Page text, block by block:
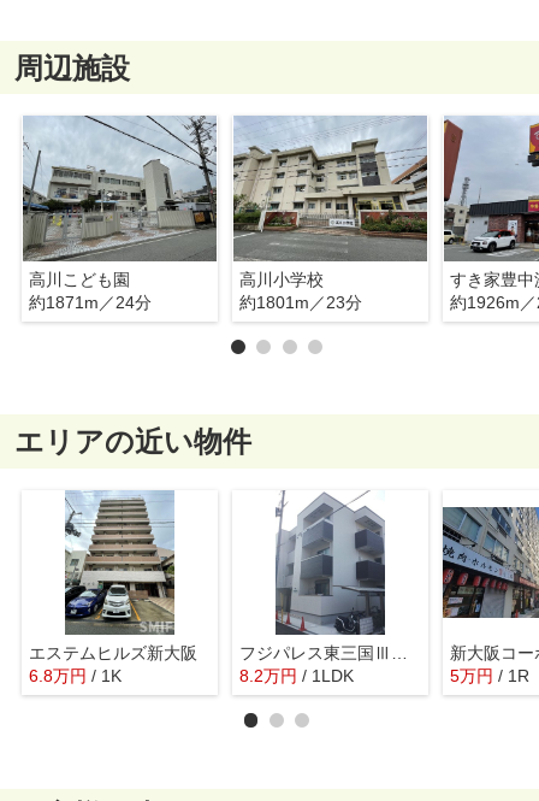
周辺施設
高川こども園
約1871m／24分
高川小学校
約1801m／23分
すき家豊中
約1926m
エリアの近い物件
エステムヒルズ新大阪
6.8万円 / 1K
8.2万円 / 1LDK 5万円 / 1R